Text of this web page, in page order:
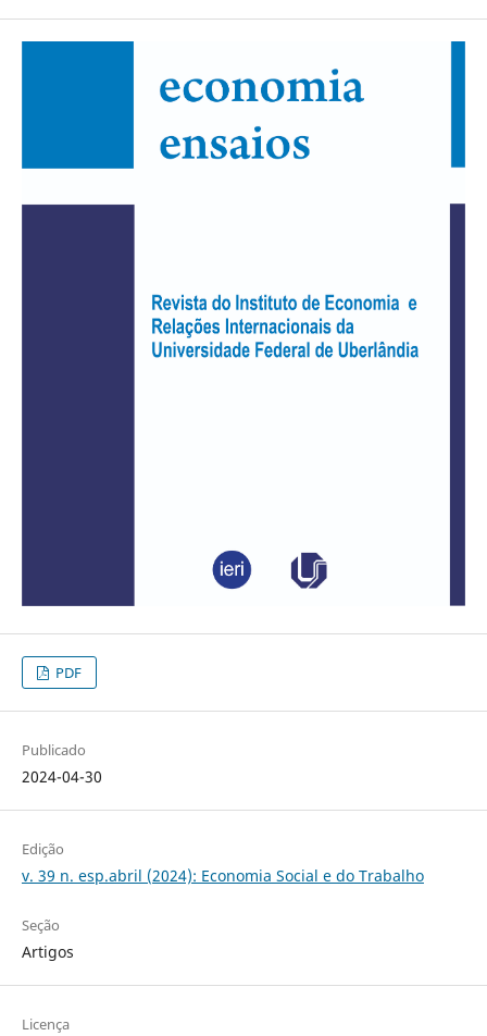
PDF
Publicado
2024-04-30
Edição
v. 39 n. esp.abril (2024): Economia Social e do Trabalho
Seção
Artigos
Licença